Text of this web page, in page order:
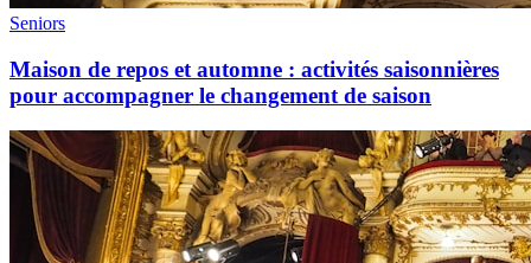
Seniors
Maison de repos et automne : activités saisonnières
pour accompagner le changement de saison